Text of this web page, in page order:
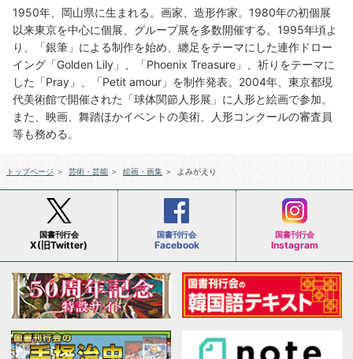
1950年、岡山県に生まれる。画家、造形作家。1980年の初個展
以来東京を中心に個展、グループ展を多数開催する。1995年頃よ
り、「銀筆」による制作を始め、纏足をテーマにした連作ドロー
イング「Golden Lily」、「Phoenix Treasure」、祈りをテーマに
した「Pray」、「Petit amour」を制作発表。2004年、東京都現
代美術館で開催された「球体関節人形展」に人形と絵画で参加。
また、映画、舞踏ほかイベントの美術、人形コンクールの審査員
等も務める。
トップページ ＞ 芸術・芸能 ＞ 絵画・画集 ＞ よみがえり
国書刊行会
X(旧Twitter)
国書刊行会
Facebook
国書刊行会
Instagram